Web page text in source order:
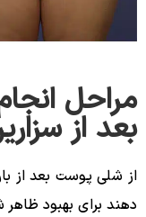
مراحل
بعد از
از شلی پوست بعد از
دهند برای بهبود